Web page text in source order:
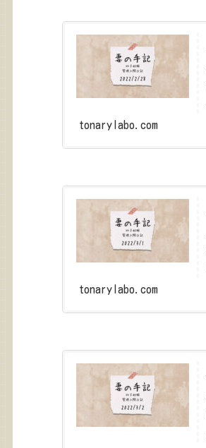
tonarylabo.com
tonarylabo.com